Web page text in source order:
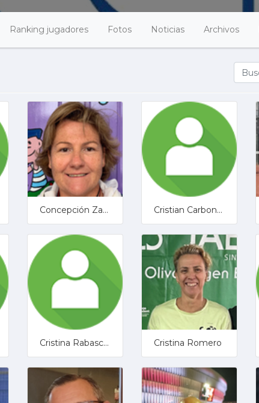
Ranking jugadores Fotos Noticias Archivos
Concepción Zamora Luque Cristian Carbonero Castaño
Cristina Rabasco Ruiz Cristina Romero